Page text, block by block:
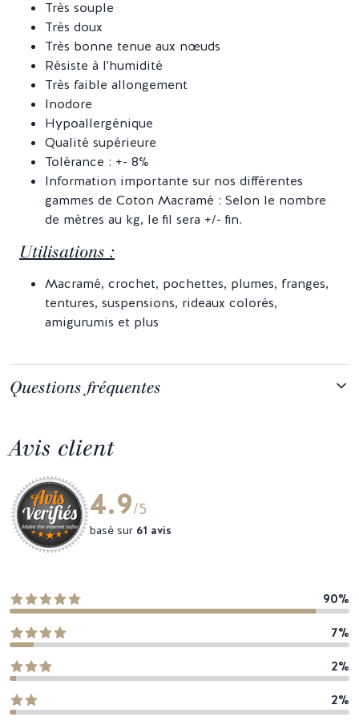
Très souple
Très doux
Très bonne tenue aux nœuds
Résiste à l'humidité
Très faible allongement
Inodore
Hypoallergénique
Qualité supérieure
Tolérance : +- 8%
Information importante sur nos différentes
gammes de Coton Macramé : Selon le nombre
de mètres au kg, le fil sera +/- fin.
Utilisations :
Macramé, crochet, pochettes, plumes, franges,
tentures, suspensions, rideaux colorés,
amigurumis et plus
Questions fréquentes
Avis client
4.9/5
basé sur 61 avis
90%
7%
2%
2%